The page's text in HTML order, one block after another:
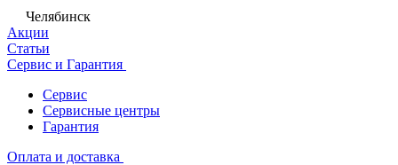
Челябинск
Акции
Статьи
Сервис и Гарантия
Сервис
Сервисные центры
Гарантия
Оплата и доставка